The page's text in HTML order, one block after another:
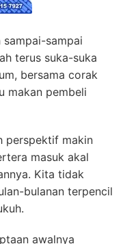
sampai-sampai
terus suka-suka
bersama corak
makan pembeli
perspektif makin
masuk akal
Kita tidak
bulanan terpencil
awalnya